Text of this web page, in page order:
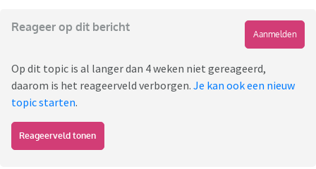
Reageer op dit bericht
Aanmelden
Op dit topic is al langer dan 4 weken niet gereageerd,
daarom is het reageerveld verborgen. Je kan ook een nieuw
topic starten.
Reageerveld tonen